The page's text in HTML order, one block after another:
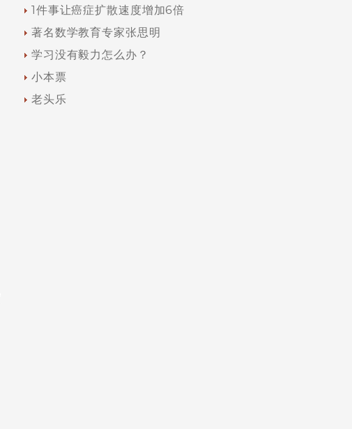
1件事让癌症扩散速度增加6倍
著名数学教育专家张思明
学习没有毅力怎么办？
小本票
老头乐